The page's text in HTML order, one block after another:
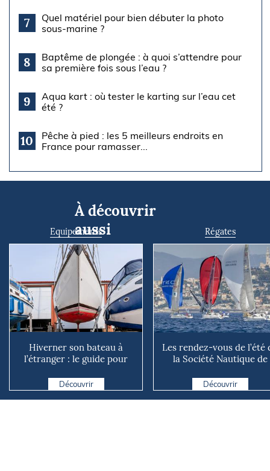
7
Quel matériel pour bien débuter la photo
sous-marine ?
8
Baptême de plongée : à quoi s’attendre pour
sa première fois sous l’eau ?
9
Aqua kart : où tester le karting sur l’eau cet
été ?
10
Pêche à pied : les 5 meilleurs endroits en
France pour ramasser...
À découvrir
aussi
Equipements
Hiverner son bateau à
l’étranger : le guide pour
Découvrir
Régates
Les rendez-vous de l’été
la Société Nautique de
Découvrir